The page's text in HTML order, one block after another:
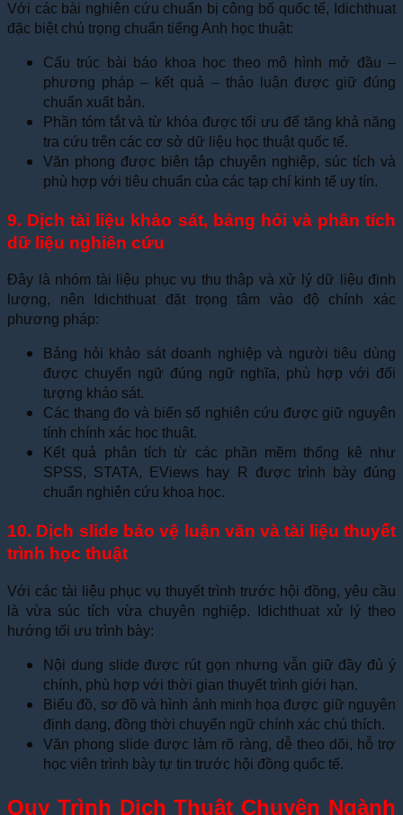
Với các bài nghiên cứu chuẩn bị công bố quốc tế, Idichthuat
đặc biệt chú trọng chuẩn tiếng Anh học thuật:
Cấu trúc bài báo khoa học theo mô hình mở đầu –
phương pháp – kết quả – thảo luận được giữ đúng
chuẩn xuất bản.
Phần tóm tắt và từ khóa được tối ưu để tăng khả năng
tra cứu trên các cơ sở dữ liệu học thuật quốc tế.
Văn phong được biên tập chuyên nghiệp, súc tích và
phù hợp với tiêu chuẩn của các tạp chí kinh tế uy tín.
9. Dịch tài liệu khảo sát, bảng hỏi và phân tích
dữ liệu nghiên cứu
Đây là nhóm tài liệu phục vụ thu thập và xử lý dữ liệu định
lượng, nên Idichthuat đặt trọng tâm vào độ chính xác
phương pháp:
Bảng hỏi khảo sát doanh nghiệp và người tiêu dùng
được chuyển ngữ đúng ngữ nghĩa, phù hợp với đối
tượng khảo sát.
Các thang đo và biến số nghiên cứu được giữ nguyên
tính chính xác học thuật.
Kết quả phân tích từ các phần mềm thống kê như
SPSS, STATA, EViews hay R được trình bày đúng
chuẩn nghiên cứu khoa học.
10. Dịch slide bảo vệ luận văn và tài liệu thuyết
trình học thuật
Với các tài liệu phục vụ thuyết trình trước hội đồng, yêu cầu
là vừa súc tích vừa chuyên nghiệp. Idichthuat xử lý theo
hướng tối ưu trình bày:
Nội dung slide được rút gọn nhưng vẫn giữ đầy đủ ý
chính, phù hợp với thời gian thuyết trình giới hạn.
Biểu đồ, sơ đồ và hình ảnh minh họa được giữ nguyên
định dạng, đồng thời chuyển ngữ chính xác chú thích.
Văn phong slide được làm rõ ràng, dễ theo dõi, hỗ trợ
học viên trình bày tự tin trước hội đồng quốc tế.
Quy Trình Dịch Thuật Chuyên Ngành